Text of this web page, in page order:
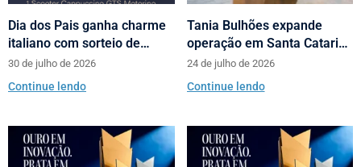
Dia dos Pais ganha charme
italiano com sorteio de
scooters Motorino pela
Almeida Junior
30 de julho de 2026
Continue lendo
Tania Bulhões expande
operação em Santa Catarina
com loja no Neumarkt
Shopping
24 de julho de 2026
Continue lendo